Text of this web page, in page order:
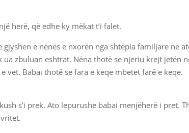
herë, që edhe ky mëkat t’i falet.
e nënës e nxorën nga shtëpia familjare në
zbuluan eshtrat. Nëna thotë se njeriu krejt jetën
vet. Babai thotë se fara e keqe mbetet farë e keqe.
s’i prek. Ato lepurushe babai menjëherë i pret.